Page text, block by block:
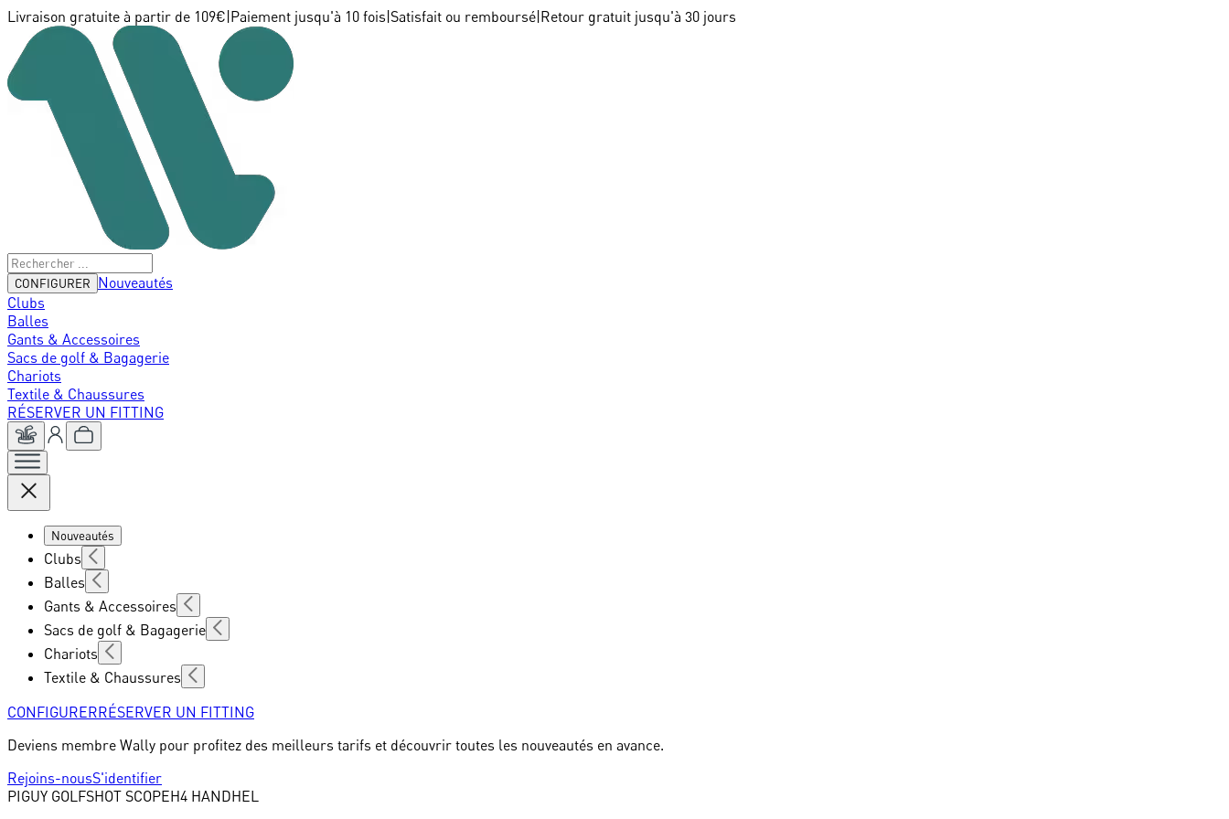
Livraison gratuite à partir de 109€ Paiement jusqu'à 10 fois Satisfait ou remboursé Retour gratuit jusqu'à 30 jours
CONFIGURER
Nouveautés
Clubs
Balles
Gants & Accessoires
Sacs de golf & Bagagerie
Chariots
Textile & Chaussures
RÉSERVER UN FITTING
Nouveautés
Clubs
Balles
Gants & Accessoires
Sacs de golf & Bagagerie
Chariots
Textile & Chaussures
CONFIGURERRÉSERVER UN FITTING
Deviens membre Wally pour profitez des meilleurs tarifs et découvrir toutes les nouveautés en avance.
Rejoins-nousS'identifier
PIGUY GOLFSHOT SCOPEH4 HANDHEL